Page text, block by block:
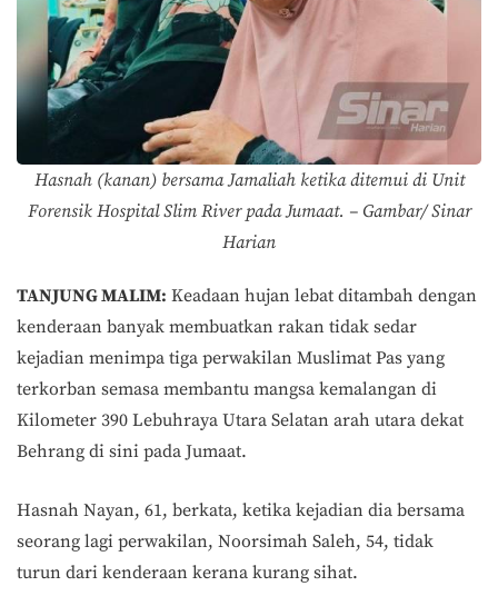
Hasnah (kanan) bersama Jamaliah ketika ditemui di Unit
Forensik Hospital Slim River pada Jumaat. – Gambar/ Sinar
Harian
TANJUNG MALIM: Keadaan hujan lebat ditambah dengan
kenderaan banyak membuatkan rakan tidak sedar
kejadian menimpa tiga perwakilan Muslimat Pas yang
terkorban semasa membantu mangsa kemalangan di
Kilometer 390 Lebuhraya Utara Selatan arah utara dekat
Behrang di sini pada Jumaat.
Hasnah Nayan, 61, berkata, ketika kejadian dia bersama
seorang lagi perwakilan, Noorsimah Saleh, 54, tidak
turun dari kenderaan kerana kurang sihat.